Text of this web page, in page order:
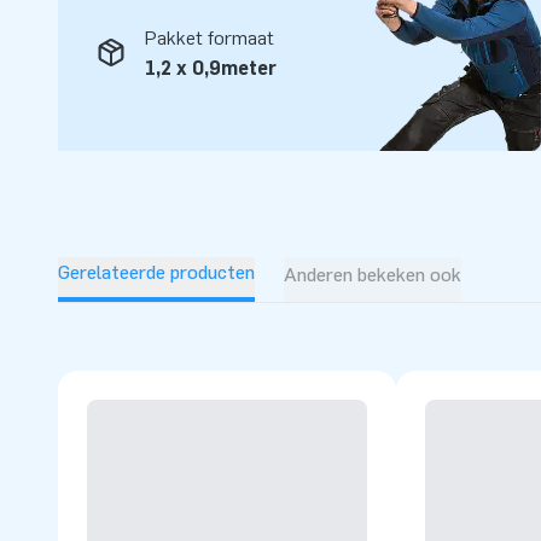
opblaasattracties op grootse wijze. Dankzij hen zijn onze
professionele service en levering, over al ter wereld!
Pakket formaat
1,2 x 0,9meter
Gerelateerde producten Anderen bekeken ook